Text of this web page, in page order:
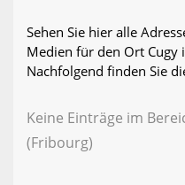
Sehen Sie hier alle
Medien für den Ort Cugy
Nachfolgend finden Sie
Keine Einträge im
(Fribourg)